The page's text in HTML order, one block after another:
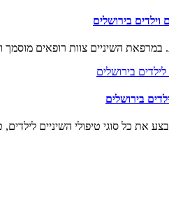
בירושלים
השיניים צוות רופאים מוסמך
בירושלים
את כל סוגי טיפולי השיניים